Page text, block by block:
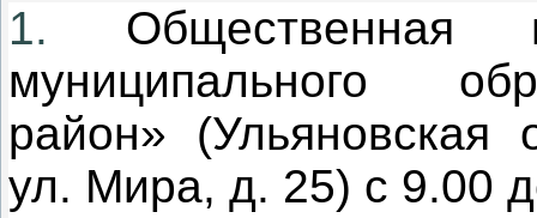
1. Общественная
муниципального
район» (Ульяновская
ул. Мира, д. 25) с 9.00